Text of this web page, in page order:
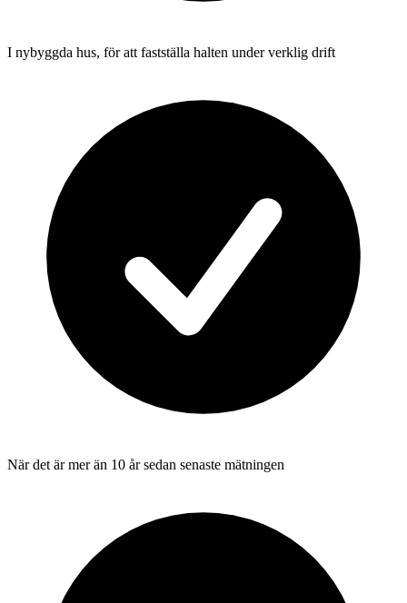
I nybyggda hus, för att fastställa halten under verklig drift
När det är mer än 10 år sedan senaste mätningen